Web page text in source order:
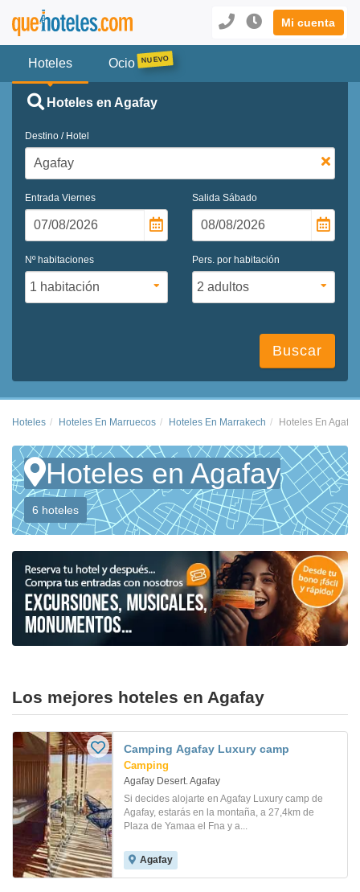
Mi cuenta
Hoteles Ocio
Hoteles en Agafay
Destino / Hotel
Entrada Viernes Salida Sábado
Nº habitaciones Pers. por habitación
Buscar
Hoteles Hoteles En Marruecos Hoteles En Marrakech Hoteles En Agafay
Hoteles en Agafay
6 hoteles
Los mejores hoteles en Agafay
Camping Agafay Luxury camp
Camping
Agafay Desert. Agafay
Si decides alojarte en Agafay Luxury camp de
Agafay, estarás en la montaña, a 27,4km de
Plaza de Yamaa el Fna y a...
Agafay